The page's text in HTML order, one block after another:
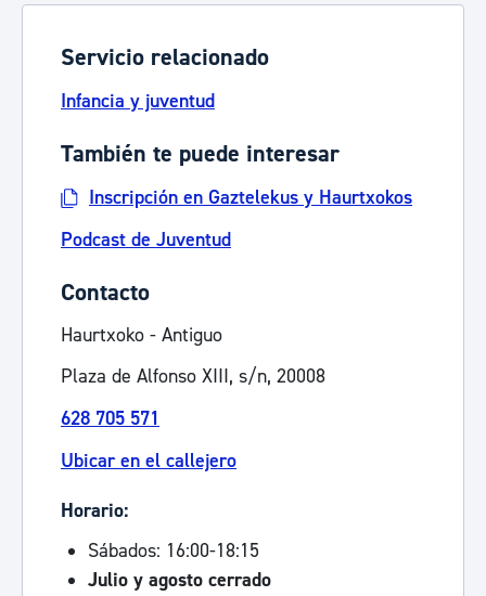
Servicio relacionado
Infancia y juventud
También te puede interesar
Inscripción en Gaztelekus y Haurtxokos
Podcast de Juventud
Contacto
Haurtxoko - Antiguo
Plaza de Alfonso XIII, s/n, 20008
628 705 571
Ubicar en el callejero
Horario:
Sábados: 16:00-18:15
Julio y agosto cerrado